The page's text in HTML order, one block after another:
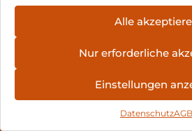
Alle
Nur erforderliche
Einstellungen
DatenschutzAGB
Hinweis zur Batterieentsorgung
Newsletter
, Brodos AG – All